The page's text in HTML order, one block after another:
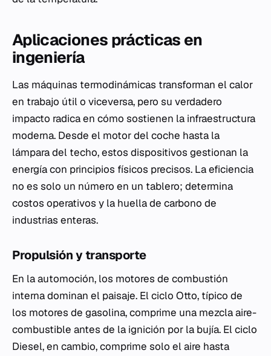
Aplicaciones prácticas en
ingeniería
Las máquinas termodinámicas transforman el calor
en trabajo útil o viceversa, pero su verdadero
impacto radica en cómo sostienen la infraestructura
moderna. Desde el motor del coche hasta la
lámpara del techo, estos dispositivos gestionan la
energía con principios físicos precisos. La eficiencia
no es solo un número en un tablero; determina
costos operativos y la huella de carbono de
industrias enteras.
Propulsión y transporte
En la automoción, los motores de combustión
interna dominan el paisaje. El ciclo Otto, típico de
los motores de gasolina, comprime una mezcla aire-
combustible antes de la ignición por la bujía. El ciclo
Diesel, en cambio, comprime solo el aire hasta